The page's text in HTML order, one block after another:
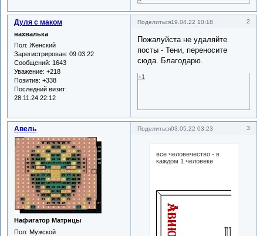
Поделиться 2
19.04.22 10:18
Дуля с маком
нахвалька
Пол: Женский
Зарегистрирован: 09.03.22
Сообщений: 1643
Уважение: +218
Позитив: +338
Последний визит:
28.11.24 22:12
Пожалуйста не удаляйте
посты - Тени, переносите
сюда. Благодарю.
+1
Поделиться 3
03.05.22 03:23
Авель
Нафигатор Матрицы
Пол: Мужской
все человечество - в
каждом 1 человеке